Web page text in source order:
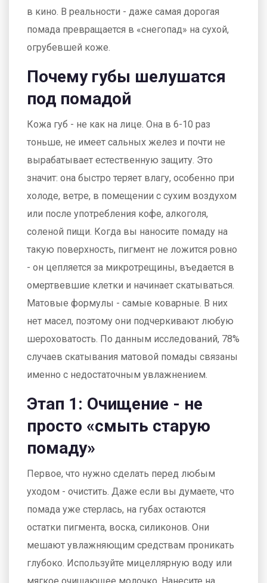
в кино. В реальности - даже самая дорогая
помада превращается в «снегопад» на сухой,
огрубевшей коже.
Почему губы шелушатся
под помадой
Кожа губ - не как на лице. Она в 6-10 раз
тоньше, не имеет сальных желез и почти не
вырабатывает естественную защиту. Это
значит: она быстро теряет влагу, особенно при
холоде, ветре, в помещении с сухим воздухом
или после употребления кофе, алкоголя,
соленой пищи. Когда вы наносите помаду на
такую поверхность, пигмент не ложится ровно
- он цепляется за микротрещины, въедается в
омертвевшие клетки и начинает скатываться.
Матовые формулы - самые коварные. В них
нет масел, поэтому они подчеркивают любую
шероховатость. По данным исследований, 78%
случаев скатывания матовой помады связаны
именно с недостаточным увлажнением.
Этап 1: Очищение - не
просто «смыть старую
помаду»
Первое, что нужно сделать перед любым
уходом - очистить. Даже если вы думаете, что
помада уже стерлась, на губах остаются
остатки пигмента, воска, силиконов. Они
мешают увлажняющим средствам проникать
глубоко. Используйте мицеллярную воду или